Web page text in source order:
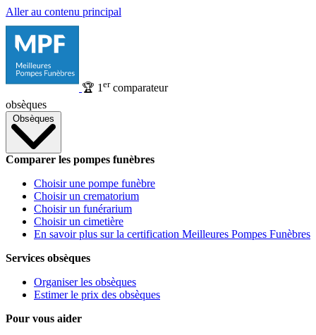
Aller au contenu principal
🏆 1 ercomparateur
obsèques
Obsèques
Comparer les pompes funèbres
Choisir une pompe funèbre
Choisir un crematorium
Choisir un funérarium
Choisir un cimetière
En savoir plus sur la certification Meilleures Pompes Funèbres
Services obsèques
Organiser les obsèques
Estimer le prix des obsèques
Pour vous aider